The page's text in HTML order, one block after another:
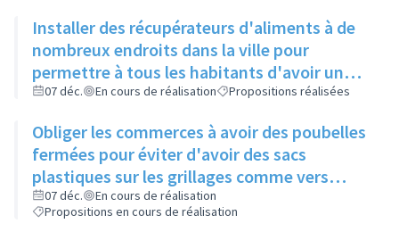
Installer des récupérateurs d'aliments à de
nombreux endroits dans la ville pour
permettre à tous les habitants d'avoir un
bac à proximité, quelque soit son quartier
07 déc. En cours de réalisation Propositions réalisées
Obliger les commerces à avoir des poubelles
fermées pour éviter d'avoir des sacs
plastiques sur les grillages comme vers
Boucherie André
07 déc.
En cours de réalisation
Propositions en cours de réalisation